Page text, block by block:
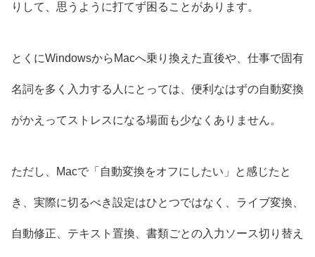
りして、思うように打てず困ることがあります。
とくにWindowsからMacへ乗り換えた直後や、仕事で固有
名詞を多く入力する人にとっては、便利なはずの自動変換
がかえってストレスになる場面も少なくありません。
ただし、Macで「自動変換をオフにしたい」と感じたと
き、実際に切るべき設定はひとつではなく、ライブ変換、
自動修正、テキスト置換、書類ごとの入力ソース切り替え